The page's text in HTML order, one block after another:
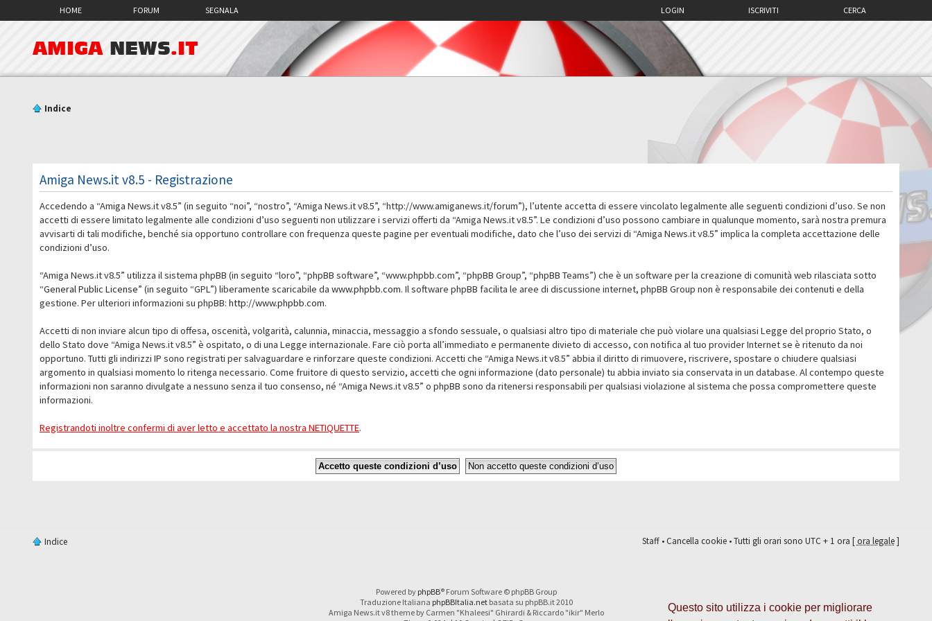
Questo sito utilizza i cookie per migliorare
HOME FORUM SEGNALA CERCA
ISCRIVITI
LOGIN
AMIGA NEWS.IT
Indice
Amiga News.it v8.5 - Registrazione
Accedendo a “Amiga News.it v8.5” (in seguito “noi”, “nostro”, “Amiga News.it v8.5”, “http://www.amiganews.it/forum”), l’utente accetta di essere vincolato legalmente alle seguenti condizioni d’uso. Se non
accetti di essere limitato legalmente alle condizioni d’uso seguenti non utilizzare i servizi offerti da “Amiga News.it v8.5”. Le condizioni d’uso possono cambiare in qualunque momento, sarà nostra premura
avvisarti di tali modifiche, benché sia opportuno controllare con frequenza queste pagine per eventuali modifiche, dato che l’uso dei servizi di “Amiga News.it v8.5” implica la completa accettazione delle
condizioni d’uso.
“Amiga News.it v8.5” utilizza il sistema phpBB (in seguito “loro”, “phpBB software”, “www.phpbb.com”, “phpBB Group”, “phpBB Teams”) che è un software per la creazione di comunità web rilasciata sotto
“General Public License” (in seguito “GPL”) liberamente scaricabile dawww.phpbb.com. Il software phpBB facilita le aree di discussione internet, phpBB Group non è responsabile dei contenuti e della
gestione. Per ulteriori informazioni su phpBB:http://www.phpbb.com.
Accetti di non inviare alcun tipo di offesa, oscenità, volgarità, calunnia, minaccia, messaggio a sfondo sessuale, o qualsiasi altro tipo di materiale che può violare una qualsiasi Legge del proprio Stato, o
dello Stato dove “Amiga News.it v8.5” è ospitato, o di una Legge internazionale. Fare ciò porta all’immediato e permanente divieto di accesso, con notifica al tuo provider Internet se è ritenuto da noi
opportuno. Tutti gli indirizzi IP sono registrati per salvaguardare e rinforzare queste condizioni. Accetti che “Amiga News.it v8.5” abbia il diritto di rimuovere, riscrivere, spostare o chiudere qualsiasi
argomento in qualsiasi momento lo ritenga necessario. Come fruitore di questo servizio, accetti che ogni informazione (dato personale) tu abbia inviato sia conservata in un database. Al contempo queste
informazioni non saranno divulgate a nessuno senza il tuo consenso, né “Amiga News.it v8.5” o phpBB sono da ritenersi responsabili per qualsiasi violazione al sistema che possa compromettere queste
informazioni.
Registrandoti inoltre confermi di aver letto e accettato la nostra NETIQUETTE.
Indice Staff•Cancella cookie• Tutti gli orari sono UTC + 1 ora [ora legale]
Powered by phpBB® Forum Software © phpBB Group
Traduzione Italiana phpBBItalia.netbasata su phpBB.it 2010
Amiga News.it v8 theme by Carmen "Khaleesi" Ghirardi & Riccardo "ikir" Merlo